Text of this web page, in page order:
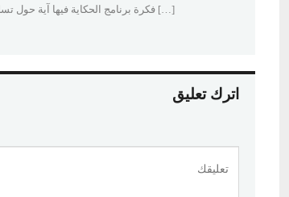
[…] فكرة برنامج الحكاية فيها آية حول
اترك تعليق